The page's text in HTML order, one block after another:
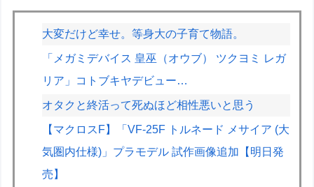
大変だけど幸せ。等身大の子育て物語。
「メガミデバイス 皇巫（オウブ） ツクヨミ レガ
リア」コトブキヤデビュー…
オタクと終活って死ぬほど相性悪いと思う
【マクロスF】「VF-25F トルネード メサイア (大
気圏内仕様)」プラモデル 試作画像追加【明日発
売】